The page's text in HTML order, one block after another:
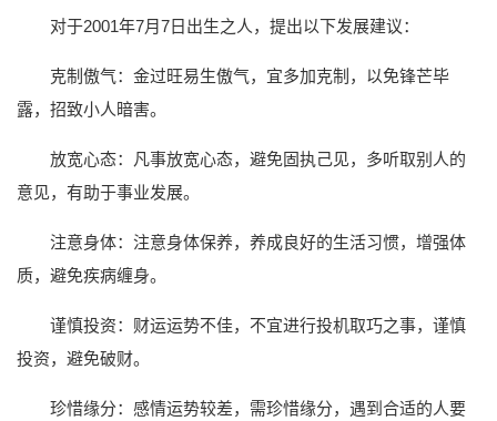
对于2001年7月7日出生之人，提出以下发展建议：
克制傲气：金过旺易生傲气，宜多加克制，以免锋芒毕
露，招致小人暗害。
放宽心态：凡事放宽心态，避免固执己见，多听取别人的
意见，有助于事业发展。
注意身体：注意身体保养，养成良好的生活习惯，增强体
质，避免疾病缠身。
谨慎投资：财运运势不佳，不宜进行投机取巧之事，谨慎
投资，避免破财。
珍惜缘分：感情运势较差，需珍惜缘分，遇到合适的人要